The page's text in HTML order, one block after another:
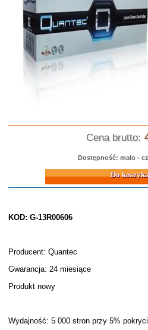
Cena brutto:
Dostępność: mało -
Do koszyka
KOD: G-13R00606
Producent: Quantec
Gwarancja: 24 miesiące
Produkt nowy
Wydajność: 5 000 stron przy 5%